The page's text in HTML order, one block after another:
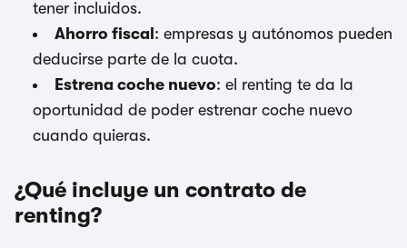
tener incluidos.
Ahorro fiscal : empresas y autónomos pueden
deducirse parte de la cuota.
Estrena coche nuevo: el renting te da la
oportunidad de poder estrenar coche nuevo
cuando quieras.
¿Qué incluye un contrato de
renting?